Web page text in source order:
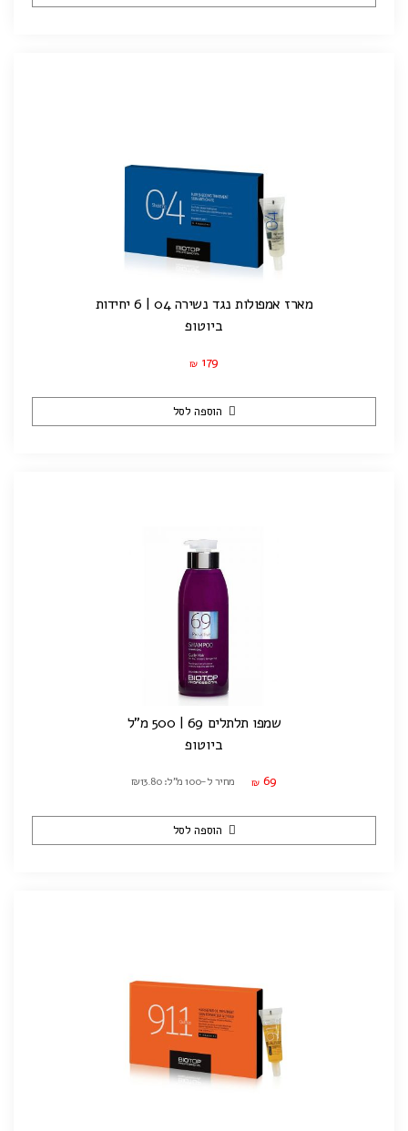
מארז אמפולות נגד נשירה 04 | 6 יחידות
ביוטופ
₪ 179
הוספה לסל
שמפו תלתלים 69 | 500 מ"ל
ביוטופ
₪ 69 מחיר ל-100 מ"ל: ₪13.80
הוספה לסל